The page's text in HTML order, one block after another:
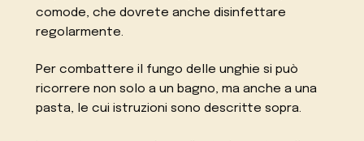
comode, che dovrete anche disinfettare
regolarmente.
Per combattere il fungo delle unghie si può
ricorrere non solo a un bagno, ma anche a una
pasta, le cui istruzioni sono descritte sopra.